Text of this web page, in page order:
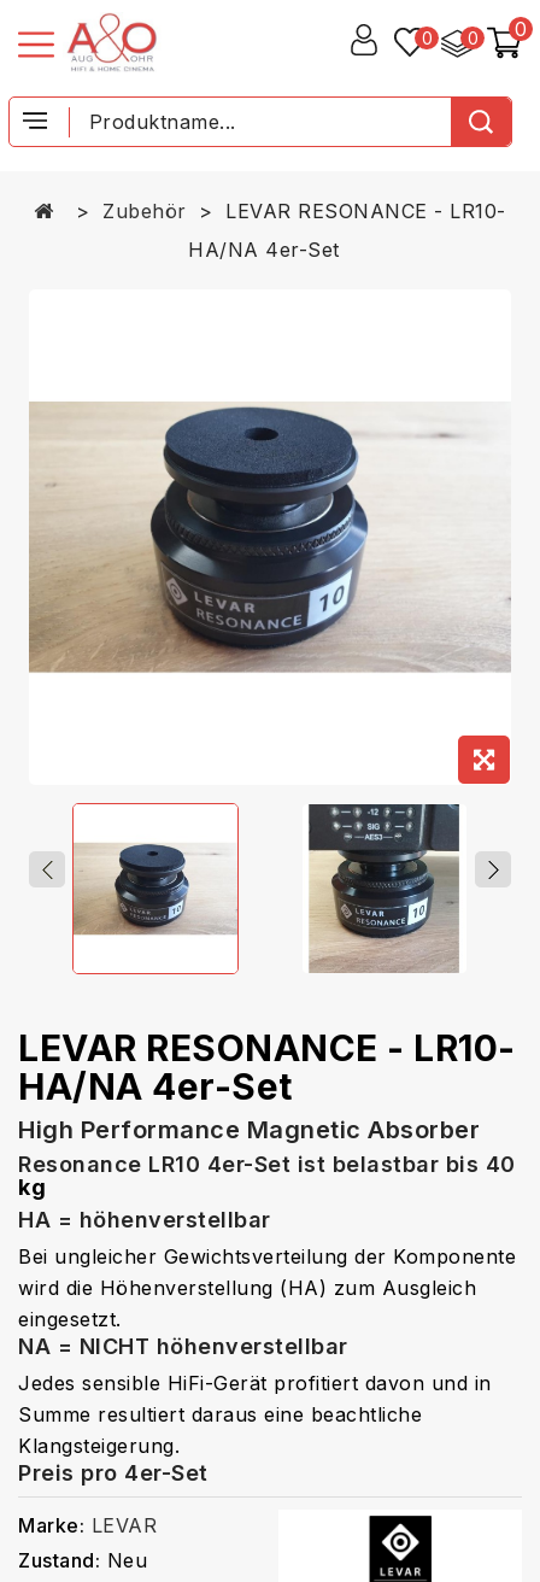
0
0
0
Zubehör
LEVAR RESONANCE - LR10-
HA/NA 4er-Set
LEVAR RESONANCE - LR10-
HA/NA 4er-Set
High Performance Magnetic Absorber
Resonance LR10 4er-Set ist belastbar bis 40
kg
HA = höhenverstellbar
Bei ungleicher Gewichtsverteilung der Komponente
wird die Höhenverstellung (HA) zum Ausgleich
eingesetzt.
NA = NICHT höhenverstellbar
Jedes sensible HiFi-Gerät profitiert davon und in
Summe resultiert daraus eine beachtliche
Klangsteigerung.
Preis pro 4er-Set
Marke: LEVAR
Zustand: Neu